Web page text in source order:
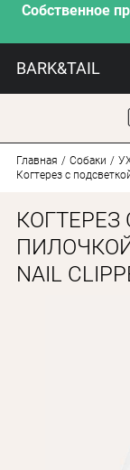
Собственное
BARK&TAIL
Главная Собаки
Когтерез с
ПИЛОЧКОЙ
NAIL